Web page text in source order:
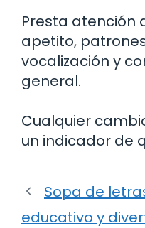
Presta atención
apetito,
vocalización y
general.
Cualquier
un indicador de
Sopa de
educativo y